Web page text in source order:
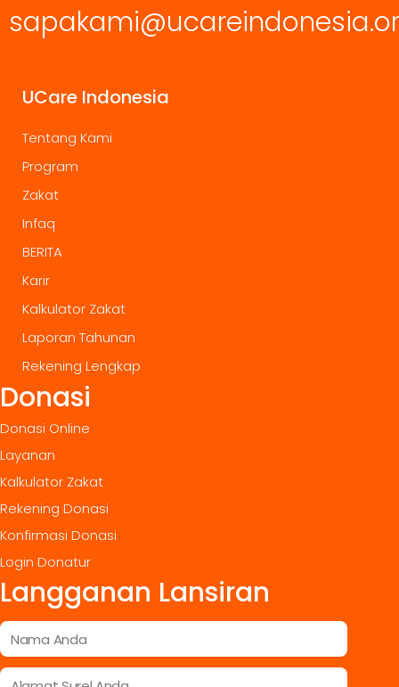
UCare Indonesia
Tentang Kami
Program
Zakat
Infaq
BERITA
Karir
Kalkulator Zakat
Laporan Tahunan
Rekening Lengkap
Donasi
Donasi Online
Layanan
Kalkulator Zakat
Rekening Donasi
Konfirmasi Donasi
Login Donatur
Langganan Lansiran